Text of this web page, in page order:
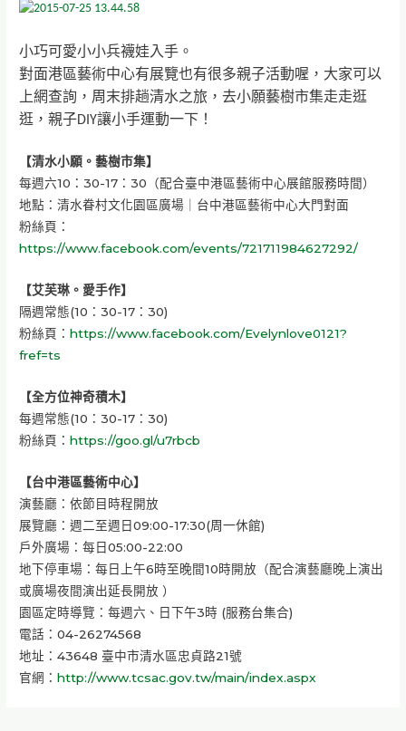
小巧可愛小小兵襪娃入手。
對面港區藝術中心有展覽也有很多親子活動喔，大家可以
上網查詢，周末排趟清水之旅，去小願藝樹市集走走逛
逛，親子DIY讓小手運動一下！
【清水小願。藝樹市集】
每週六10：30-17：30（配合臺中港區藝術中心展館服務時間）
地點：清水眷村文化園區廣場｜台中港區藝術中心大門對面
粉絲頁：
https://www.facebook.com/events/721711984627292/
【艾芙琳。愛手作】
隔週常態(10：30-17：30)
粉絲頁：https://www.facebook.com/Evelynlove0121?
fref=ts
【全方位神奇積木】
每週常態(10：30-17：30)
粉絲頁：https://goo.gl/u7rbcb
【台中港區藝術中心】
演藝廳：依節目時程開放
展覽廳：週二至週日09:00-17:30(周一休館)
戶外廣場：每日05:00-22:00
地下停車場：每日上午6時至晚間10時開放（配合演藝廳晚上演出
或廣場夜間演出延長開放 ）
園區定時導覽：每週六、日下午3時 (服務台集合)
電話：04-26274568
地址：43648 臺中市清水區忠貞路21號
官網：http://www.tcsac.gov.tw/main/index.aspx